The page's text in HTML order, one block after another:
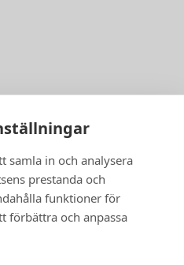
samla in och analysera
prestanda och
funktioner för
förbättra och anpassa
60 40.